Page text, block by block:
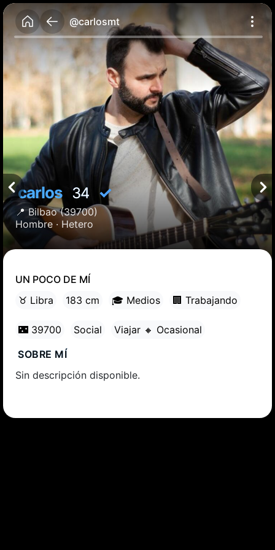
@carlosmt
carlos 34 ✓
📍Bilbao (39700)
Hombre · Hetero
UN POCO DE MÍ
♉ Libra
183 cm 🎓 Medios 🏢 Trabajando
🌃 39700 Social
Viajar 🔸 Ocasional
SOBRE MÍ
Sin descripción disponible.